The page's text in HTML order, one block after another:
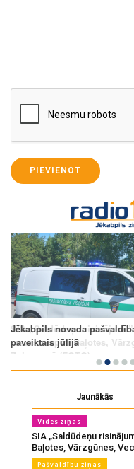
PIEVIENOT
Jaunākās
Vides ziņas
SIA „Saldūdeņu
Baļotes, Vārzgūnes,
Pašvaldību ziņas